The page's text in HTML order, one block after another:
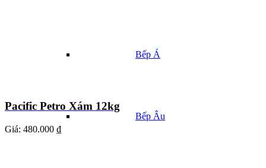
Bếp Á
Bếp Âu
Pacific Petro Xám 12kg
Giá: 480.000 ₫